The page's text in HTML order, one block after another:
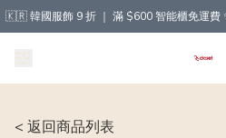
🇰🇷 韓國服飾 9 折 ｜ 滿 $600 智能櫃免運費
< 返回商品列表